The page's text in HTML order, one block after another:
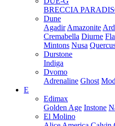
BRECCIA
Dune
Agadir Amazonite
Cremabella Diurne
Mintons Nusa
Durstone
Indiga
Dvomo
Adrenaline Ghost
E
Edimax
Golden Age Instone
El Molino